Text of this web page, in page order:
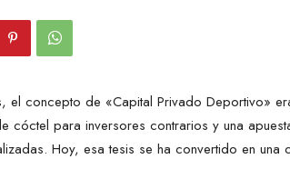
el concepto de «Capital Privado Deportivo»
cóctel para inversores contrarios y una
Hoy, esa tesis se ha convertido en una